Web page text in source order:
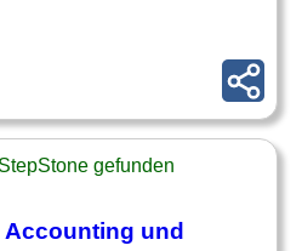
gefunden
und